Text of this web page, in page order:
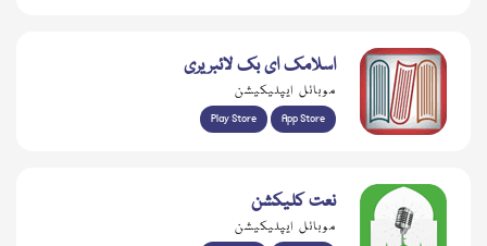
اسلامک ای بک لائبریری
موبائل ایپلیکیشن
Play Store App Store
نعت کلیکشن
موبائل ایپلیکیشن